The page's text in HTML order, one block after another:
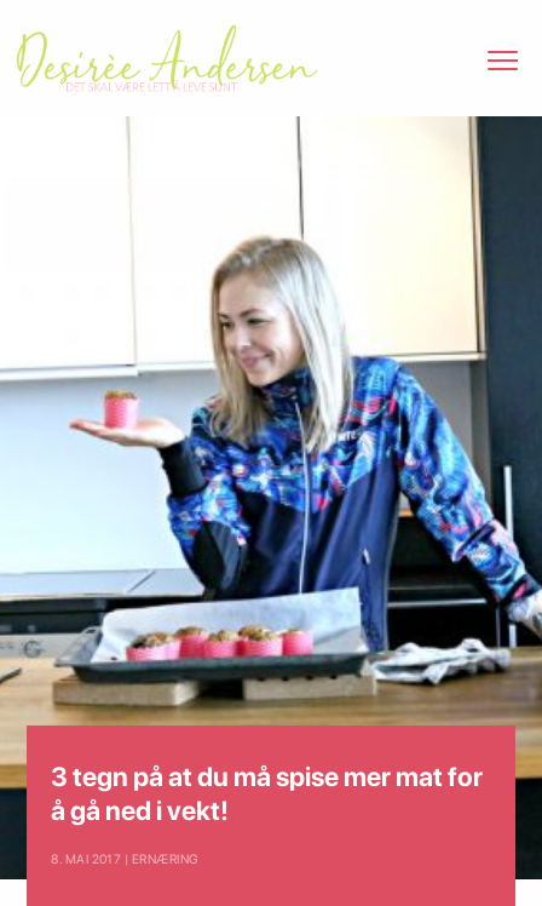
3 tegn på at du må spise mer mat for
å gå ned i vekt!
8. MAI 2017 | ERNÆRING